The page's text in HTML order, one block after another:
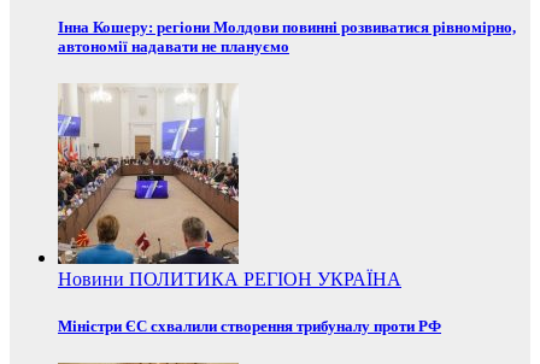
Інна Кошеру: регіони Молдови повинні розвиватися рівномірно,
автономії надавати не плануємо
Новини ПОЛИТИКА РЕГІОН УКРАЇНА
Міністри ЄС схвалили створення трибуналу проти РФ